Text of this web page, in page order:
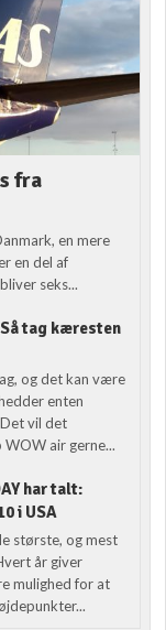
fra
en mere
en del af
seks...
tag kæresten
og det kan være
enten
vil det
air gerne...
har talt:
i USA
største, og mest
år giver
mulighed for at